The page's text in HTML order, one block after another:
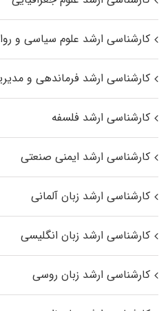
کارشناسی ارشد علوم سیاسی و
کارشناسی ارشد فرماندهی و
کارشناسی ارشد فلسفه
کارشناسی ارشد ایمنی صنعتی
کارشناسی ارشد زبان آلمانی
کارشناسی ارشد زبان انگلیسی
کارشناسی ارشد زبان روسی